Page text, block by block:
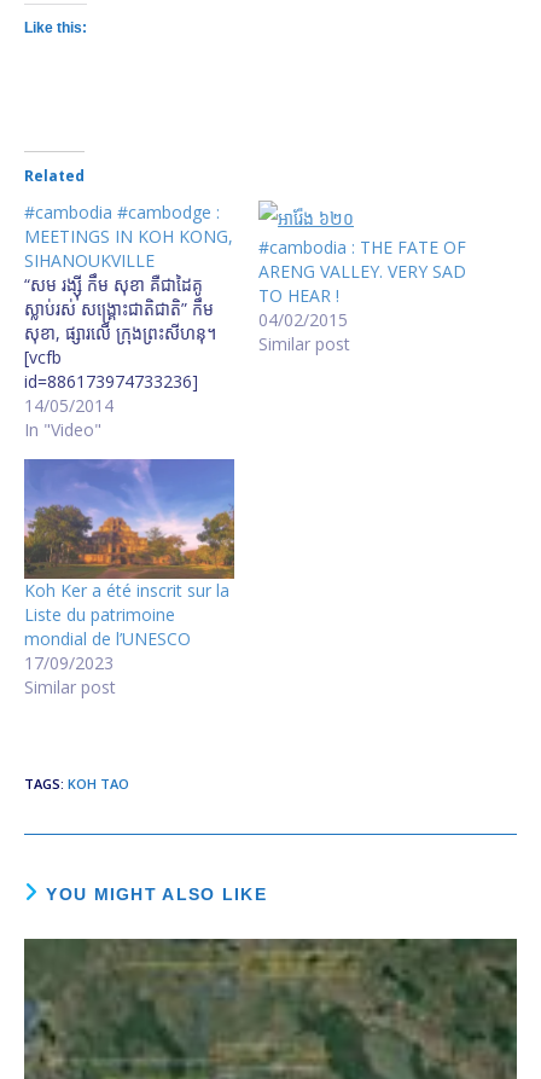
Like this:
Related
#cambodia #cambodge :
MEETINGS IN KOH KONG,
SIHANOUKVILLE
“សម រង្ស៊ី កឹម សុខា គឺជាដៃគូ
ស្លាប់រស់ សង្គ្រោះជាតិជាតិ” កឹម
សុខា, ផ្សារលើ ក្រុងព្រះសីហនុ។
[vcfb
id=886173974733236]
ខណៈនេះ ខ្ញុំ និងលោក សម រង្ស៊ី
កំពុងដឹកនាំក្បួនហែរឃោសនា
បោះឆ្នោតក្រុមប្រឹក្សាស្រុក ខេត្ត ក្នុង
ក្រុងព្រះសីហនុ រសៀល
ថ្ងៃទី១៤ឧសភា២០១៤។ [vcfb
id=886185758065391]
“គ.ជ.បគឺជាមេរោគធ្វើឲ្យមានវិបត្តិ
ជាប់គាំងនយោបាយនៅ
ប្រទេសកម្ពុជា” កឹម សុខា, ក្រុង
ព្រះសីហនុ រសៀល
ថ្ងៃទី១៤ឧសភា២០១៤។ – [vcfb
id=886156664734967] ១៤
ឧសភា ២០១៤ / 14 May
អំបិល ខេត្តកោះកុង ព្រឹក
id=886136901403610]
14/05/2014
In "Video"
#cambodia : THE FATE OF
ARENG VALLEY. VERY SAD
TO HEAR !
04/02/2015
Similar post
Koh Ker a été inscrit sur la
Liste du patrimoine
mondial de l’UNESCO
17/09/2023
Similar post
TAGS: KOH TAO
YOU MIGHT ALSO LIKE